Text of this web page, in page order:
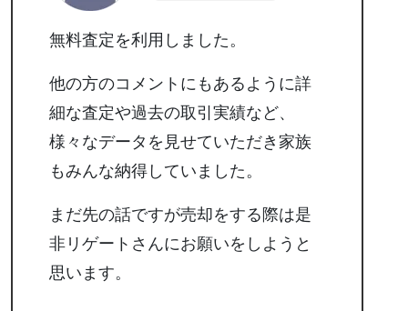
無料査定を利用しました。
他の方のコメントにもあるように詳
細な査定や過去の取引実績など、
様々なデータを見せていただき家族
もみんな納得していました。
まだ先の話ですが売却をする際は是
非リゲートさんにお願いをしようと
思います。